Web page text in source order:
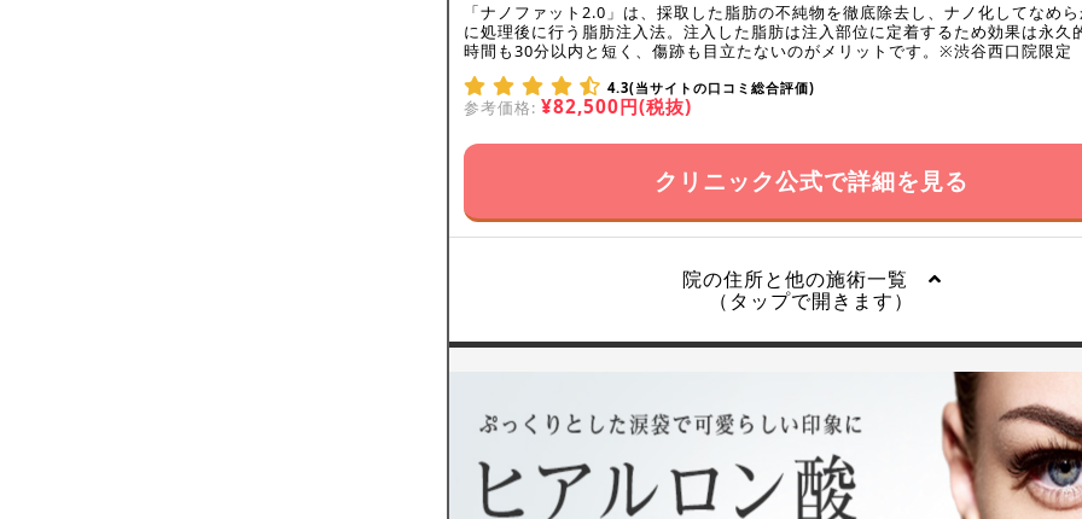
「ナノファット2.0」は、採取した脂肪の不純物を徹底除去し、ナノ化してなめ
に処理後に行う脂肪注入法。注入した脂肪は注入部位に定着するため効果は永久
時間も30分以内と短く、傷跡も目立たないのがメリットです。※渋谷西口院限定
4.3(当サイトの口コミ総合評価)
参考価格: ¥82,500円(税抜)
クリニック公式で詳細を見る
院の住所と他の施術一覧
（タップで開きます）